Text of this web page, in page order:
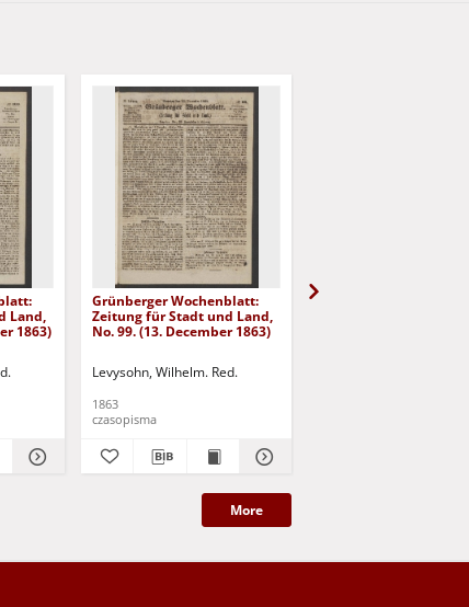
Land,
1863)
Grünberger Wochenblatt:
Zeitung für Stadt und Land,
No. 99. (13. December 1863)
Levysohn, Wilhelm. Red.
1863
czasopisma
More